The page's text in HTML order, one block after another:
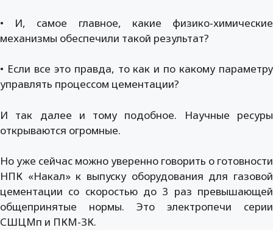
• И, самое главное, какие физико-химические
механизмы обеспечили такой результат?
• Если все это правда, то как и по какому параметру
управлять процессом цементации?
И так далее и тому подобное. Научные ресуры
открываются огромные.
Но уже сейчас можно уверенно говорить о готовности
НПК «Накал» к выпуску оборудования для газовой
цементации со скоростью до 3 раз превышающей
общепринятые нормы. Это электропечи серии
СШЦМп и ПКМ-ЗК.